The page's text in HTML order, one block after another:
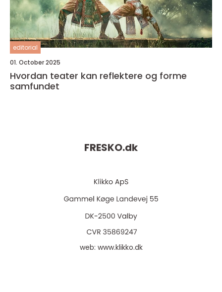
editorial
01. October 2025
Hvordan teater kan reflektere og forme
samfundet
FRESKO.dk
web: www.klikko.dk